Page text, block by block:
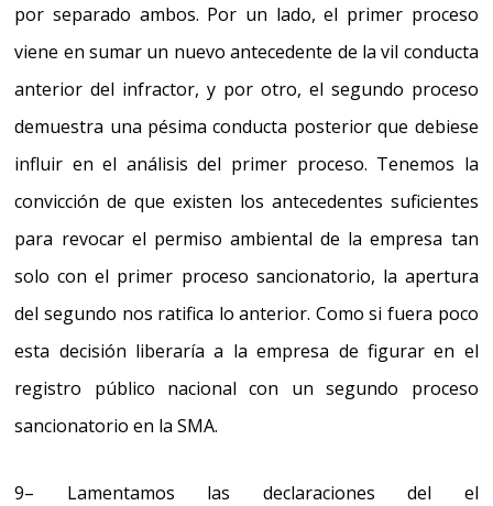
por separado ambos. Por un lado, el primer proceso
viene en sumar un nuevo antecedente de la vil conducta
anterior del infractor, y por otro, el segundo proceso
demuestra una pésima conducta posterior que debiese
influir en el análisis del primer proceso. Tenemos la
convicción de que existen los antecedentes suficientes
para revocar el permiso ambiental de la empresa tan
solo con el primer proceso sancionatorio, la apertura
del segundo nos ratifica lo anterior. Como si fuera poco
esta decisión liberaría a la empresa de figurar en el
registro público nacional con un segundo proceso
sancionatorio en la SMA.
9– Lamentamos las declaraciones del el